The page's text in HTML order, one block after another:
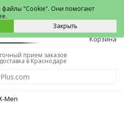
0
Корзина
прием заказов
в Краснодаре
Men
файлы "Cookie". Они помогают
Закрыть